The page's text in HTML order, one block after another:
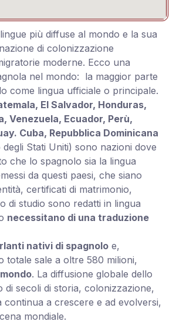
più diffuse al mondo e la sua
di colonizzazione
moderne. Ecco una
nel mondo: la maggior parte
come lingua ufficiale o principale.
El Salvador, Honduras,
Venezuela, Ecuador, Perù,
Cuba, Repubblica Dominicana
Stati Uniti) sono nazioni dove
che lo spagnolo sia la lingua
da questi paesi, che siano
certificati di matrimonio,
di studio sono redatti in lingua
necessitano di una traduzione
nativi di spagnolo e,
totale sale a oltre 580 milioni,
. La diffusione globale dello
secoli di storia, colonizzazione,
continua a crescere e ad evolversi,
mondiale.